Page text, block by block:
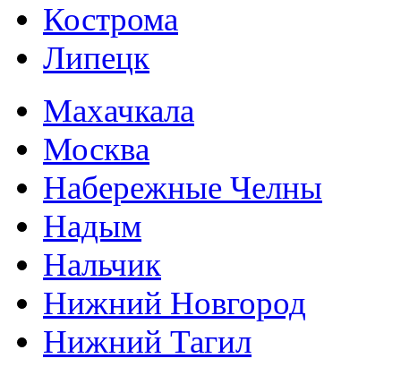
Кострома
Липецк
Махачкала
Москва
Набережные Челны
Надым
Нальчик
Нижний Новгород
Нижний Тагил